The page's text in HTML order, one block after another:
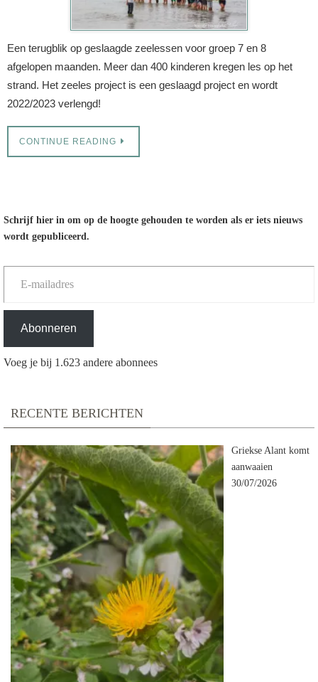
Een terugblik op geslaagde zeelessen voor groep 7 en 8
afgelopen maanden. Meer dan 400 kinderen kregen les op het
strand. Het zeeles project is een geslaagd project en wordt
2022/2023 verlengd!
CONTINUE READING
Schrijf hier in om op de hoogte gehouden te worden als er iets nieuws
wordt gepubliceerd.
E-mailadres
Abonneren
Voeg je bij 1.623 andere abonnees
RECENTE BERICHTEN
Griekse Alant komt
aanwaaien
30/07/2026